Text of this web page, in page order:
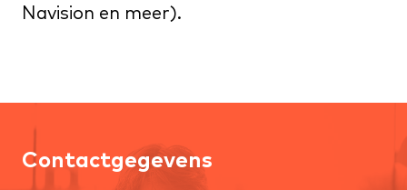
Navision en meer).
Contactgegevens